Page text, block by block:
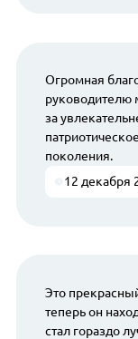
Огромная
руководителю
за
поколения.
12 декабря
Это
теперь он
стал гораздо